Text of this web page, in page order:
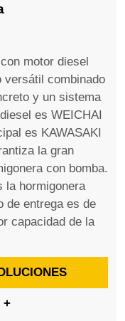
motor diesel
versátil combinado
y un sistema
es WEICHAI
es KAWASAKI
la gran
con bomba.
la hormigonera
de entrega es de
capacidad de la
+